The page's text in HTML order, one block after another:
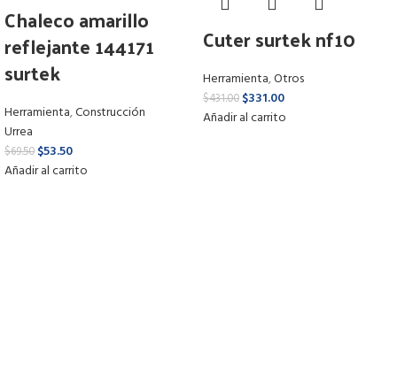
Chaleco amarillo
reflejante 144171
surtek
Herramienta,Construcción
Urrea
$69.50 $53.50
Añadir al carrito
Cuter surtek nf10
Herramienta,Otros
$431.00 $331.00
Añadir al carrito